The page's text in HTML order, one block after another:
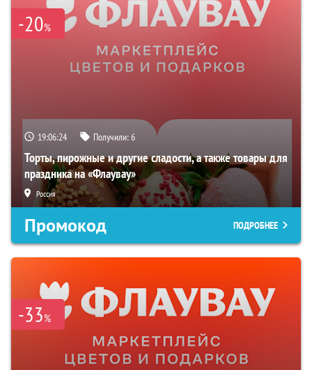
-20%
19:06:23 Получили:6
Торты, пирожные и другие сладости, а также товары для
праздника на «Флаувау»
Россия
Промокод ПОДРОБНЕЕ
-33%